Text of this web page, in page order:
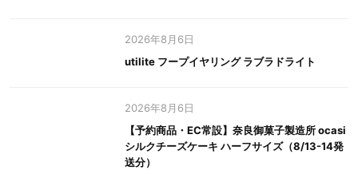
2026年8月6日
utilite フープイヤリング ラブラドライト
2026年8月6日
【予約商品・EC常設】奈良御菓子製造所 ocasi
シルクチーズケーキ ハーフサイズ（8/13-14発
送分）